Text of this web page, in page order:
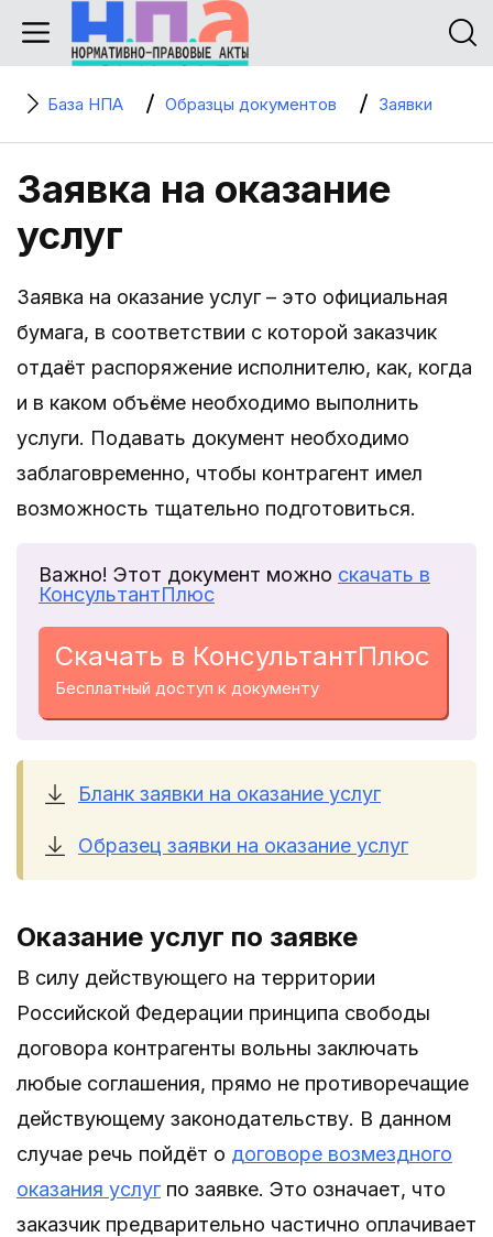
База НПА Образцы документов Заявки
Заявка на оказание
услуг
Заявка на оказание услуг – это официальная
бумага, в соответствии с которой заказчик
отдаёт распоряжение исполнителю, как, когда
и в каком объёме необходимо выполнить
услуги. Подавать документ необходимо
заблаговременно, чтобы контрагент имел
возможность тщательно подготовиться.
Важно! Этот документ можно скачать в
КонсультантПлюс
Скачать в КонсультантПлюс
Бесплатный доступ к документу
Бланк заявки на оказание услуг
Образец заявки на оказание услуг
Оказание услуг по заявке
В силу действующего на территории
Российской Федерации принципа свободы
договора контрагенты вольны заключать
любые соглашения, прямо не противоречащие
действующему законодательству. В данном
случае речь пойдёт о договоре возмездного
оказания услуг по заявке. Это означает, что
заказчик предварительно частично оплачивает